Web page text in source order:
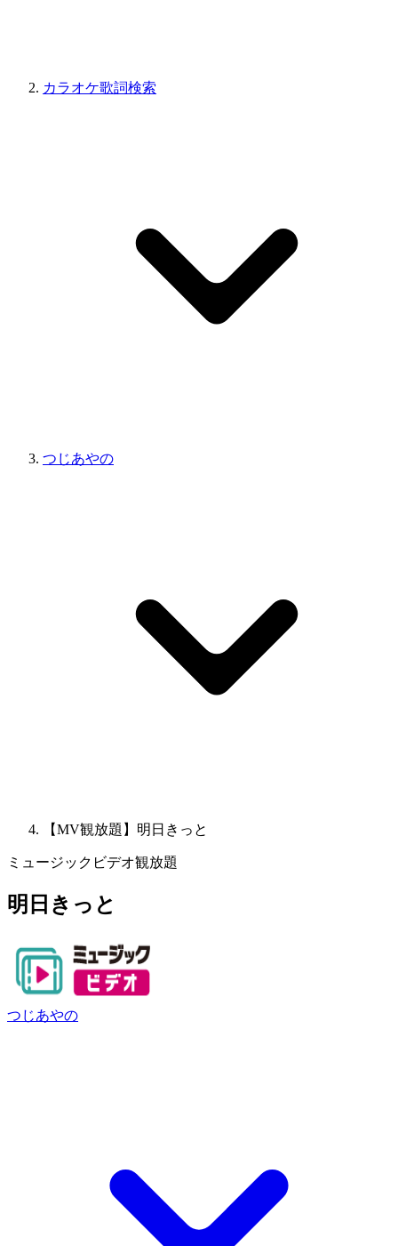
カラオケ歌詞検索
つじあやの
【MV観放題】明日きっと
ミュージックビデオ観放題
明日きっと
つじあやの